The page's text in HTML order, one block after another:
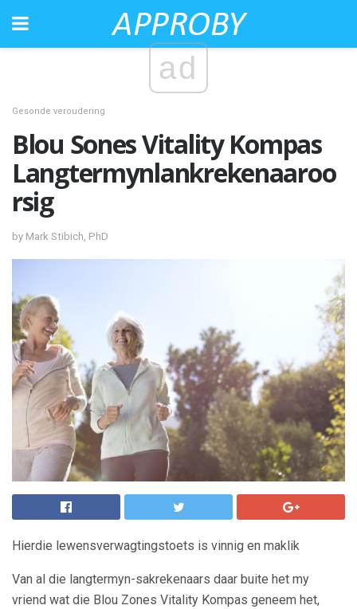
ad
Gesonde veroudering
Blou Sones Vitality Kompas
Langtermynlankrekenaaroo
rsig
by Mark Stibich, PhD
Hierdie lewensverwagtingstoets is vinnig en maklik
Van al die langtermyn-sakrekenaars daar buite het my
vriend wat die Blou Zones Vitality Kompas geneem het,